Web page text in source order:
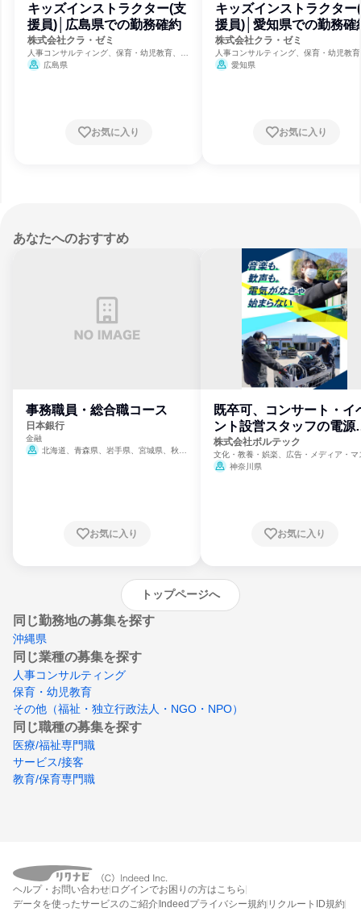
キッズインストラクター(支
援員)│広島県での勤務確約
株式会社クラ・ゼミ
人事コンサルティング、保育・幼児教育、福
祉・独立行政法人・NGO・NPO
広島県
お気に入り
キッズインストラクター
援員)│愛知県での勤務確
株式会社クラ・ゼミ
人事コンサルティング、保育・幼児教
祉・独立行政法人・NGO・NPO
愛知県
お気に入り
あなたへのおすすめ
事務職員・総合職コース
日本銀行
金融
北海道、青森県、岩手県、宮城県、秋田
崎県、熊本県、大分県、宮崎県、鹿児島県、
お気に入り
既卒可、コンサート・イ
ント設営スタッフの電源
門
株式会社ボルテック
文化・教養・娯楽、広告・メディア・マ
ミ、電力・ガス・水道・エネルギー
神奈川県
お気に入り
トップページへ
同じ勤務地の募集を探す
沖縄県
同じ業種の募集を探す
人事コンサルティング
保育・幼児教育
その他（福祉・独立行政法人・NGO・NPO）
同じ職種の募集を探す
医療/福祉専門職
サービス/接客
教育/保育専門職
ヘルプ・お問い合わせ ログインでお困りの方はこちら
データを使ったサービスのご紹介Indeedプライバシー規約 リクルートID規約